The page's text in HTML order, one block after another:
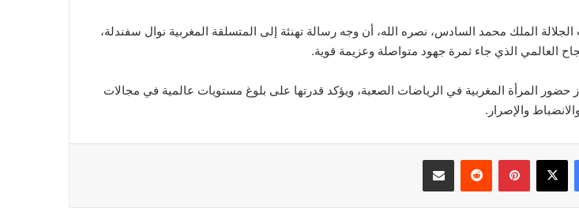
الملك محمد السادس، نصره الله، أن وجه رسالة تهنئة إلى المتسلقة المغربية نوال سفندلة،
العالمي الذي جاء ثمرة جهود متواصلة وعزيمة قوية.
حضور المرأة المغربية في الرياضات الصعبة، ويؤكد قدرتها على بلوغ مستويات عالمية في مجالات
والإصرار.
فيسبوك ‫X بينتيريست مشاركة عبر البريد